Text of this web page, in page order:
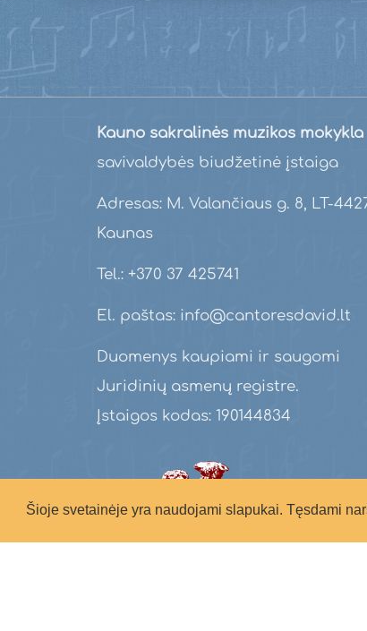
Šioje svetainėje yra naudojami slapukai. Tęsdami
Kauno sakralinės muzikos mokykla
savivaldybės biudžetinė įstaiga
Adresas: M. Valančiaus g. 8, LT-
Kaunas
Tel.: +370 37 425741
El. paštas: info@cantoresdavid.lt
Duomenys kaupiami ir saugomi
Juridinių asmenų registre.
Įstaigos kodas: 190144834